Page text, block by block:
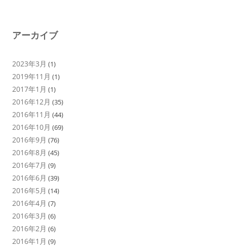
アーカイブ
2023年3月 (1)
2019年11月 (1)
2017年1月 (1)
2016年12月 (35)
2016年11月 (44)
2016年10月 (69)
2016年9月 (76)
2016年8月 (45)
2016年7月 (9)
2016年6月 (39)
2016年5月 (14)
2016年4月 (7)
2016年3月 (6)
2016年2月 (6)
2016年1月 (9)